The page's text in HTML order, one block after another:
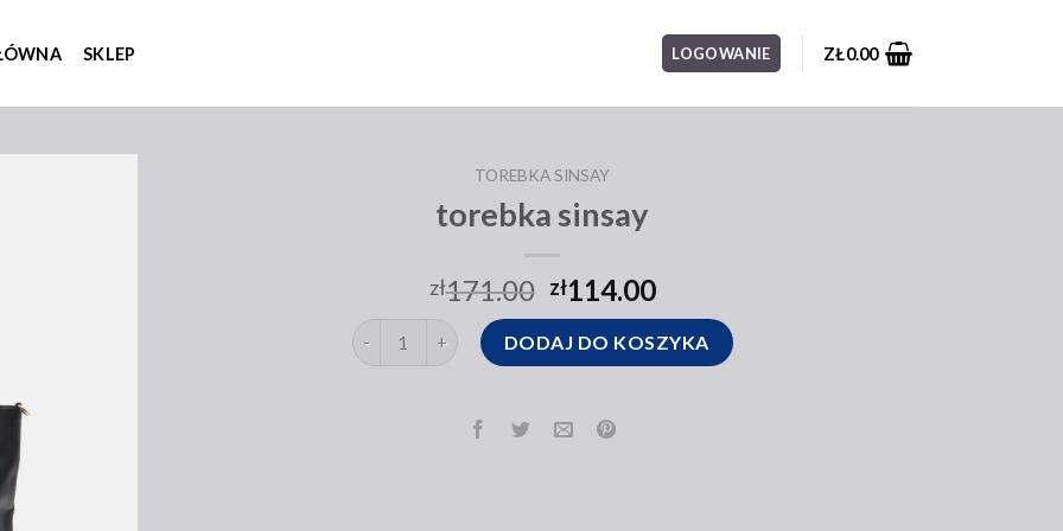
SKLEP LOGOWANIE ZŁ0.00
TOREBKA SINSAY
torebka sinsay
zł171.00 zł114.00
ilość torebka sinsay DODAJ DO KOSZYKA